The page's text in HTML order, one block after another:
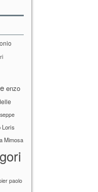
enzo
Loris
Mimosa
paolo